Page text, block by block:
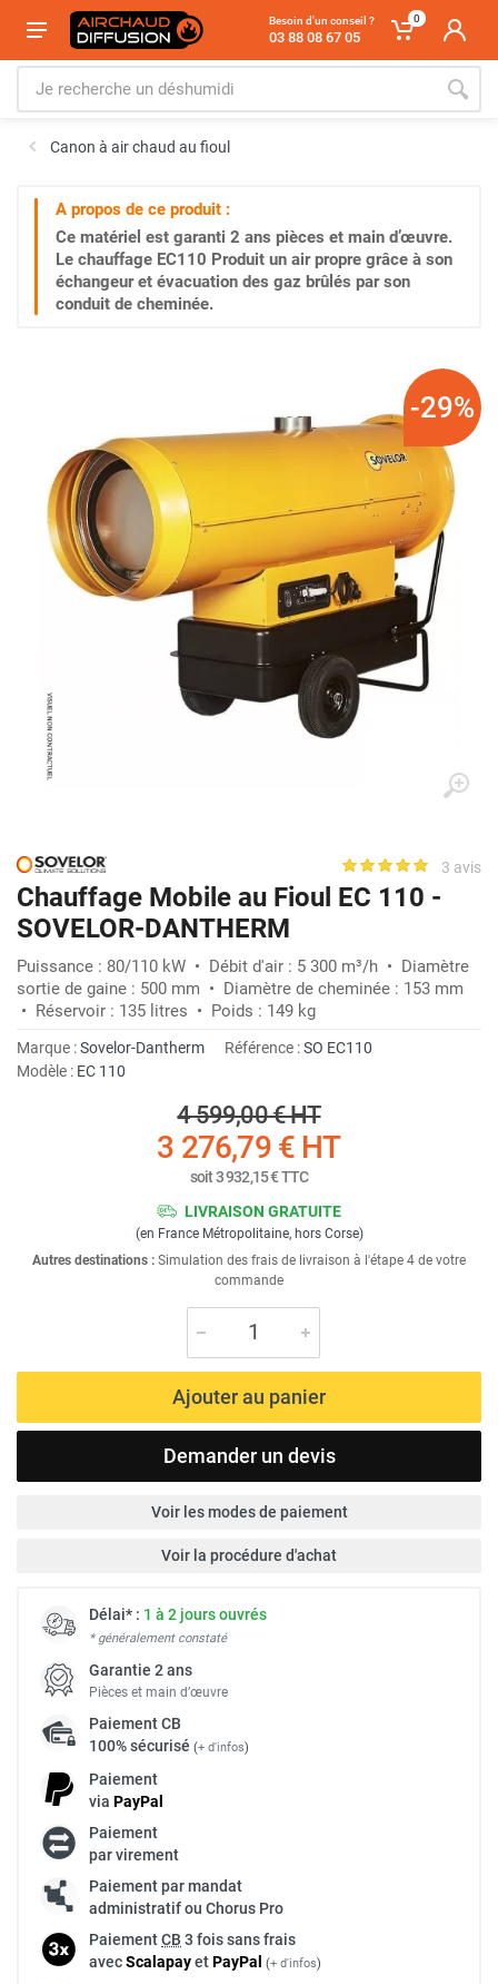
Besoin d'un conseil ?
03 88 08 67 05
0
Canon à air chaud au fioul
A propos de ce produit :
Ce matériel est garanti 2 ans pièces et main d’œuvre.
Le chauffage EC110 Produit un air propre grâce à son
échangeur et évacuation des gaz brûlés par son
conduit de cheminée.
-29%
3 avis
Chauffage Mobile au Fioul EC 110 -
SOVELOR-DANTHERM
Puissance : 80/110 kW • Débit d'air : 5 300 m³/h • Diamètre
sortie de gaine : 500 mm • Diamètre de cheminée : 153 mm
• Réservoir : 135 litres • Poids : 149 kg
Marque :Sovelor-Dantherm Référence :SO EC110
Modèle : EC 110
4 599,00 €HT
3 276,79 € HT
soit3 932,15 €TTC
LIVRAISON GRATUITE
(en France Métropolitaine, hors Corse)
Autres destinations : Simulation des frais de livraison à l'étape 4 de votre
commande
Ajouter au panier
Demander un devis
Voir les modes de paiement
Voir la procédure d'achat
Délai* : 1 à 2 jours ouvrés
* généralement constaté
Garantie 2 ans
Pièces et main d’œuvre
PaiementCB
100% sécurisé (+ d'infos)
Paiement
via PayPal
Paiement
par virement
Paiement par mandat
administratif ou Chorus Pro
PaiementCB 3 fois sans frais
avecScalapayetPayPal (+ d'infos)